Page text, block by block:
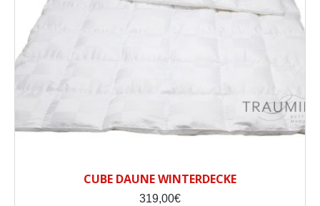
CUBE DAUNE WINTERDECKE
319,00€